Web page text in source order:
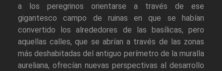
a los peregrinos orientarse a través de ese
gigantesco campo de ruinas en que se habían
convertido los alrededores de las basílicas, pero
aquellas calles, que se abrían a través de las zonas
más deshabitadas del antiguo perímetro de la muralla
aureliana, ofrecían nuevas perspectivas al desarrollo